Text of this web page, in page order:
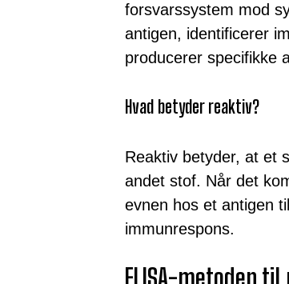
forsvarssystem mod
antigen, identificerer
producerer specifikke
Hvad betyder reaktiv?
Reaktiv betyder, at et
andet stof. Når det
evnen hos et antigen
immunrespons.